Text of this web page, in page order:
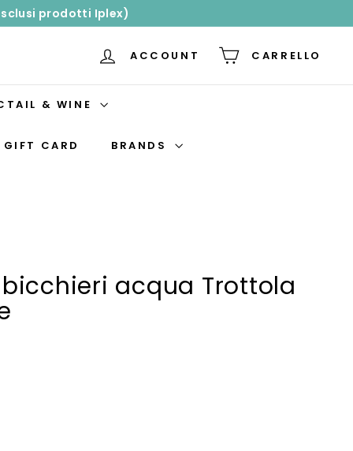
prodotti Iplex)
ACCOUNT CARRELLO
& WINE
GIFT CARD BRANDS
bicchieri acqua Trottola